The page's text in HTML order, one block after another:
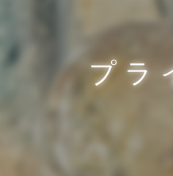
プラ